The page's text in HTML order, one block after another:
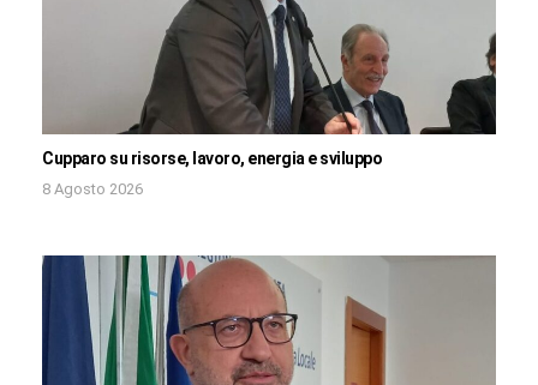
Cupparo su risorse, lavoro, energia e sviluppo
8 Agosto 2026